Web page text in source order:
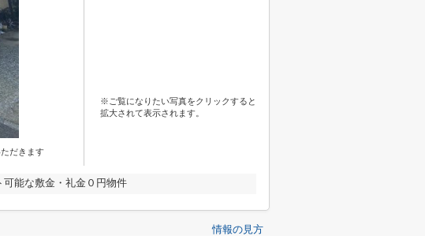
だきます
※ご覧になりたい写真をクリックすると
拡大されて表示されます。
能な敷金・礼金０円物件
情報の見方